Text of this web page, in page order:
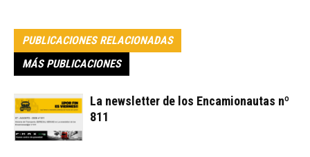
PUBLICACIONES RELACIONADAS
MÁS PUBLICACIONES
La newsletter de los Encamionautas nº
811